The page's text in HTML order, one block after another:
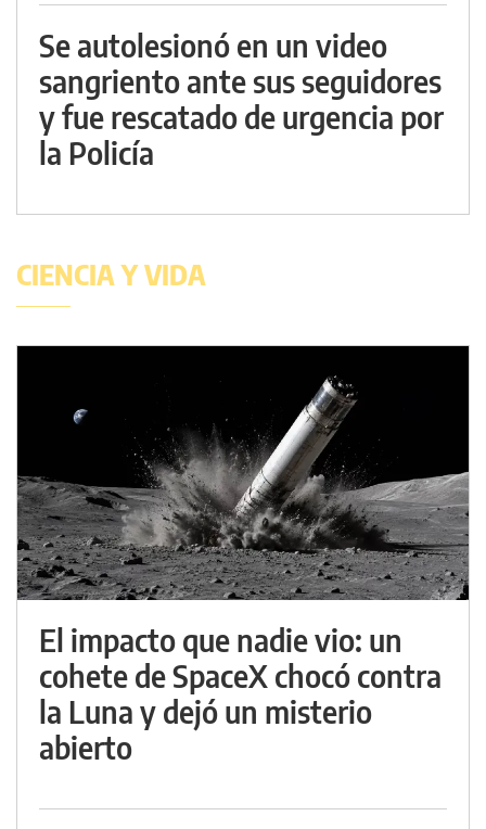
Se autolesionó en un video
sangriento ante sus seguidores
y fue rescatado de urgencia por
la Policía
CIENCIA Y VIDA
El impacto que nadie vio: un
cohete de SpaceX chocó contra
la Luna y dejó un misterio
abierto